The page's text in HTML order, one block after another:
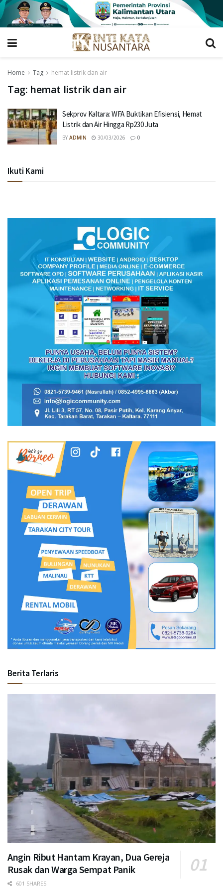
Home Tag hemat listrik dan air
Tag: hemat listrik dan air
Sekprov Kaltara: WFA Buktikan Efisiensi, Hemat
Listrik dan Air Hingga Rp230 Juta
BY ADMIN 30/03/2026 0
Ikuti Kami
Berita Terlaris
Angin Ribut Hantam Krayan, Dua Gereja
Rusak dan Warga Sempat Panik
601 SHARES